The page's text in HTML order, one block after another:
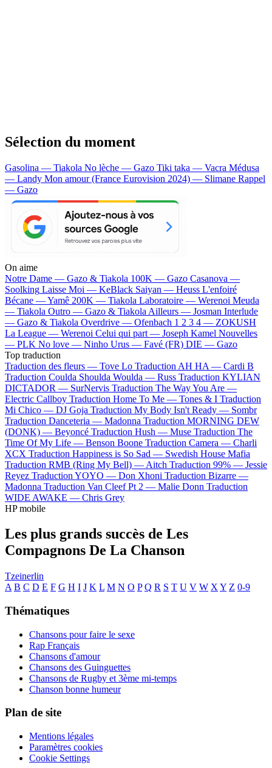
Sélection du moment
Gasolina — Tiakola No lèche — Gazo Tiki taka — Vacra Médusa
— Landy Mon amour (France Eurovision 2024) — Slimane Rappel
— Gazo
On aime
Notre Dame — Gazo & Tiakola 100K — Gazo Casanova —
Soolking Laisse Moi — KeBlack Saiyan — Heuss L'enfoiré
Bécane —Yamê 200K — Tiakola Laboratoire — Werenoi Meuda
— Tiakola Outro — Gazo & Tiakola Ailleurs — Josman Interlude
— Gazo & Tiakola Overdrive — Ofenbach 1 2 3 4 — ZOKUSH
La League — Werenoi Celui qui part — Joseph Kamel Nouvelles
— PLK No love — Ninho Urus — Favé (FR) DIE — Gazo
Top traduction
Traduction des fleurs — Tove Lo Traduction AH HA — Cardi B
Traduction Coulda Shoulda Woulda — Russ Traduction KYLIAN
DICTADOR — SurNervis Traduction The Way You Are —
Electric Callboy Traduction Home To Me — Tones & I Traduction
Mi Chico — DJ Goja Traduction My Body Isn't Ready — Sombr
Traduction Danceteria — Madonna Traduction MORNING DEW
(DONK) — Beyoncé Traduction Hush — Muse Traduction The
Time Of My Life — Benson Boone Traduction Camera — Charli
XCX Traduction Happiness is So Sad — Swedish House Mafia
Traduction RMB (Ring My Bell) — Aitch Traduction 99% — Jessie
Reyez Traduction YOYO — Don Xhoni Traduction Bizarre —
Madonna Traduction Van Cleef Pt 2 — Malie Donn Traduction
WIDE AWAKE — Chris Grey
HP mobile
Les plus grands succès de Les
Compagnons De La Chanson
Tzeinerlin
A B C D E F G H I J K L M N O P Q R S T U V W X Y Z 0-9
Thématiques
Chansons pour faire le sexe
Rap Français
Chansons d'amour
Chansons des Guinguettes
Chansons de Rugby et 3ème mi-temps
Chanson bonne humeur
Plan de site
Mentions légales
Paramètres cookies
Cookie Settings